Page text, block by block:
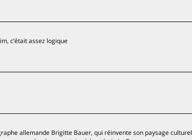
c’était assez logique
allemande Brigitte Bauer, qui réinvente son paysage